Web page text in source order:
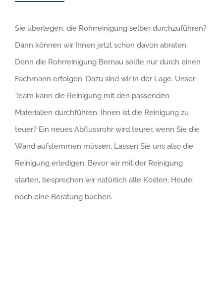
Sie überlegen, die Rohrreinigung selber durchzuführen?
Dann können wir Ihnen jetzt schon davon abraten.
Denn die Rohrreinigung Bernau sollte nur durch einen
Fachmann erfolgen. Dazu sind wir in der Lage. Unser
Team kann die Reinigung mit den passenden
Materialien durchführen. Ihnen ist die Reinigung zu
teuer? Ein neues Abflussrohr wird teurer, wenn Sie die
Wand aufstemmen müssen. Lassen Sie uns also die
Reinigung erledigen. Bevor wir mit der Reinigung
starten, besprechen wir natürlich alle Kosten. Heute
noch eine Beratung buchen.